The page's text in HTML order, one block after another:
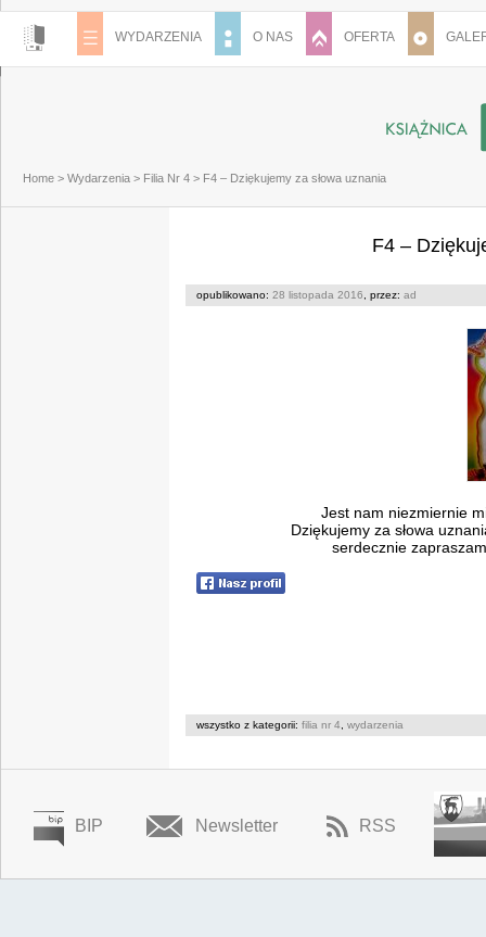
WYDARZENIA O NAS OFERTA
Home > Wydarzenia > Filia Nr 4 > F4 – Dziękujemy za słowa uznania
F4 –
opublikowano: 28 listopada 2016 , przez: ad
Jest nam niezmiernie
Dziękujemy za słowa
serdecznie
wszystko z kategorii: filia nr 4 wydarzenia
BIP Newsletter RSS